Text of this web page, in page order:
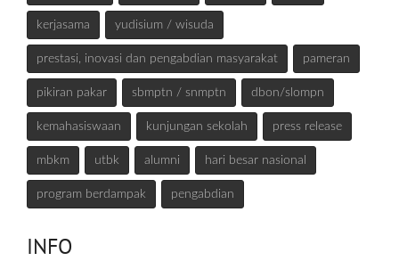
kerjasama yudisium / wisuda
prestasi, inovasi dan pengabdian masyarakat pameran
pikiran pakar sbmptn / snmptn dbon/slompn
kemahasiswaan kunjungan sekolah press release
mbkm utbk alumni hari besar nasional
program berdampak pengabdian
INFO